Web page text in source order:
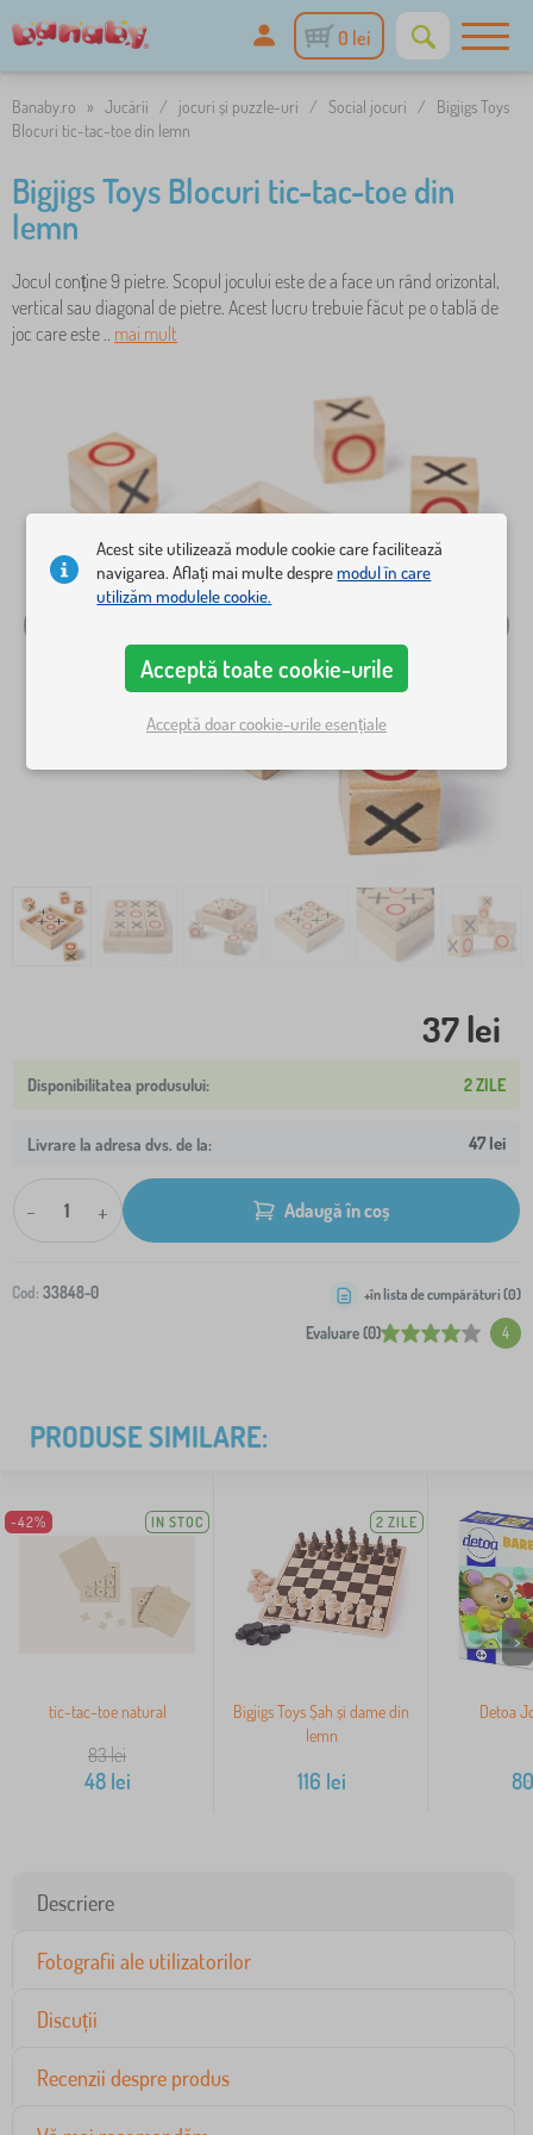
0 lei
Banaby.ro » Jucării / jocuri și puzzle-uri / Social jocuri /
Bigjigs Toys
Blocuri tic-tac-toe din lemn
Bigjigs Toys Blocuri tic-tac-toe din
lemn
Jocul conține 9 pietre. Scopul jocului este de a face un rând orizontal,
vertical sau diagonal de pietre. Acest lucru trebuie făcut pe o tablă de
joc care este .. mai mult
37 lei
2 ZILE
Livrare la adresa dvs. de la: 47 lei
- + Adaugă în coș
Cod: 33848-0
Evaluare (0) 4
+în lista de cumpărături (0)
PRODUSE SIMILARE:
-42% IN STOC
tic-tac-toe natural
83lei
48lei
2 ZILE
Bigjigs Toys Șah și dame din
lemn
116 lei
Detoa
80
>
Descriere
Fotografii ale utilizatorilor
Discuții
Recenzii despre produs
Acest site utilizează module cookie care facilitează
navigarea. Aflați mai multe despremodul în care
utilizăm modulele cookie.
Acceptă toate cookie-urile
Acceptă doar cookie-urile esențiale